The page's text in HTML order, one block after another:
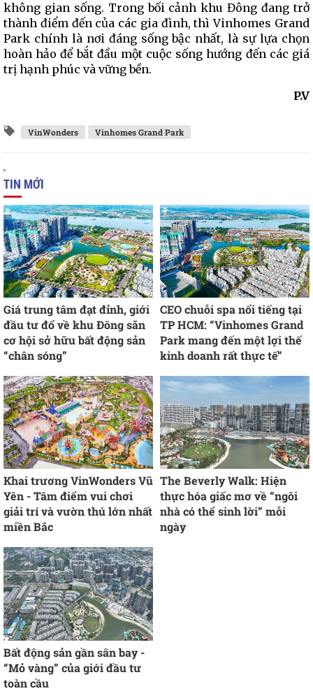
không gian sống. Trong bối cảnh khu Đông đang trở
thành điểm đến của các gia đình, thì Vinhomes Grand
Park chính là nơi đáng sống bậc nhất, là sự lựa chọn
hoàn hảo để bắt đầu một cuộc sống hướng đến các giá
trị hạnh phúc và vững bền.
P.V
VinWonders Vinhomes Grand Park
TIN MỚI
Giá trung tâm đạt đỉnh, giới
đầu tư đổ về khu Đông săn
cơ hội sở hữu bất động sản
“chân sóng”
CEO chuỗi spa nổi tiếng tại
TP HCM: “Vinhomes Grand
Park mang đến một lợi thế
kinh doanh rất thực tế”
Khai trương VinWonders Vũ
Yên - Tâm điểm vui chơi
giải trí và vườn thú lớn nhất
miền Bắc
The Beverly Walk: Hiện
thực hóa giấc mơ về “ngôi
nhà có thể sinh lời” mỗi
ngày
Bất động sản gần sân bay -
“Mỏ vàng” của giới đầu tư
toàn cầu